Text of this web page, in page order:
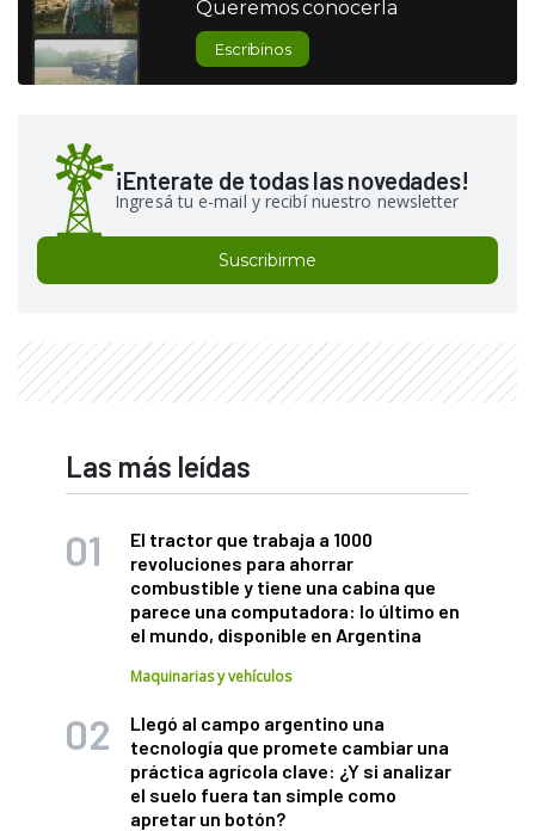
Queremos conocerla
Escribinos
¡Enterate de todas las novedades!
Ingresá tu e-mail y recibí nuestro newsletter
Suscribirme
Las más leídas
El tractor que trabaja a 1000
revoluciones para ahorrar
combustible y tiene una cabina que
parece una computadora: lo último en
el mundo, disponible en Argentina
Maquinarias y vehículos
Llegó al campo argentino una
tecnología que promete cambiar una
práctica agrícola clave: ¿Y si analizar
el suelo fuera tan simple como
apretar un botón?